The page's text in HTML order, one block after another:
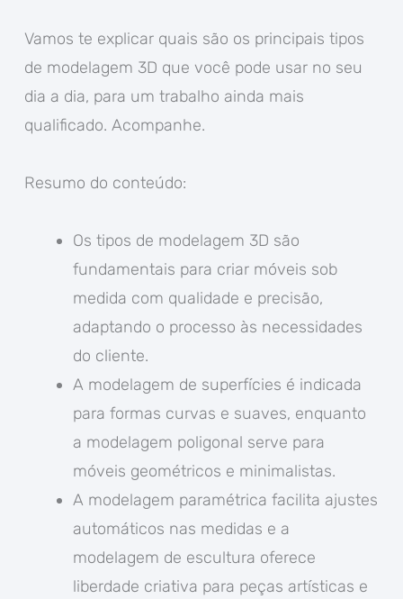
Vamos te explicar quais são os principais tipos
de modelagem 3D que você pode usar no seu
dia a dia, para um trabalho ainda mais
qualificado. Acompanhe.
Resumo do conteúdo:
Os tipos de modelagem 3D são
fundamentais para criar móveis sob
medida com qualidade e precisão,
adaptando o processo às necessidades
do cliente.
A modelagem de superfícies é indicada
para formas curvas e suaves, enquanto
a modelagem poligonal serve para
móveis geométricos e minimalistas.
A modelagem paramétrica facilita ajustes
automáticos nas medidas e a
modelagem de escultura oferece
liberdade criativa para peças artísticas e